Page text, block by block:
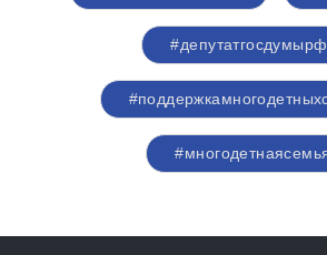
#депутатгосдумырф